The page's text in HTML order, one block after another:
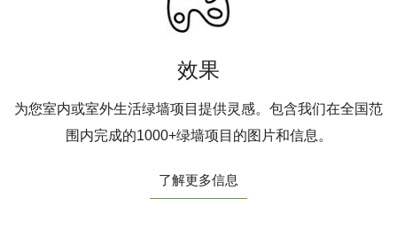
效果
为您室内或室外生活绿墙项目提供灵感。包含我们在全国范
围内完成的1000+绿墙项目的图片和信息。
了解更多信息